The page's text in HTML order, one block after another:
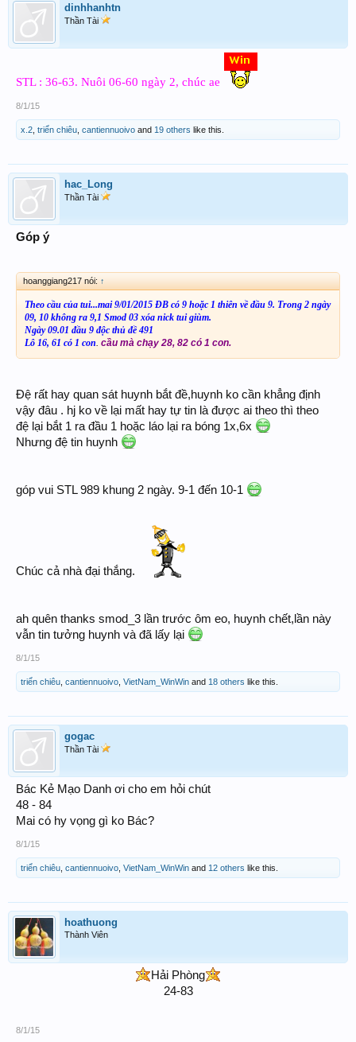
dinhhanhtn
Thần Tài
STL : 36-63. Nuôi 06-60 ngày 2, chúc ae
8/1/15
x.2 triển chiêu cantiennuoivo and 19 others like this.
hac_Long
Thần Tài
Góp ý
hoanggiang217 nói: ↑
Theo cầu của tui...mai 9/01/2015 ĐB có 9 hoặc 1 thiên về đầu 9. Trong 2 ngày
09, 10 không ra 9,1 Smod 03 xóa nick tui giùm.
Ngày 09.01 đầu 9 độc thủ đề 491
Lô 16, 61 có 1 con. cầu mà chạy 28, 82 có 1 con.
Đệ rất hay quan sát huynh bắt đề,huynh ko cần khẳng định
vậy đâu . hj ko về lại mất hay tự tin là được ai theo thì theo
đệ lại bắt 1 ra đầu 1 hoặc láo lại ra bóng 1x,6x
Nhưng đệ tin huynh
góp vui STL 989 khung 2 ngày. 9-1 đến 10-1
Chúc cả nhà đại thắng.
ah quên thanks smod_3 lần trước ôm eo, huynh chết,lần này
vẫn tin tưởng huynh và đã lấy lại
8/1/15
triển chiêu cantiennuoivo VietNam_WinWin and 18 others like this.
gogac
Thần Tài
Bác Kẻ Mạo Danh ơi cho em hỏi chút
48 - 84
Mai có hy vọng gì ko Bác?
8/1/15
triển chiêu cantiennuoivo VietNam_WinWin and 12 others like this.
hoathuong
Thành Viên
Hải Phòng
24-83
8/1/15